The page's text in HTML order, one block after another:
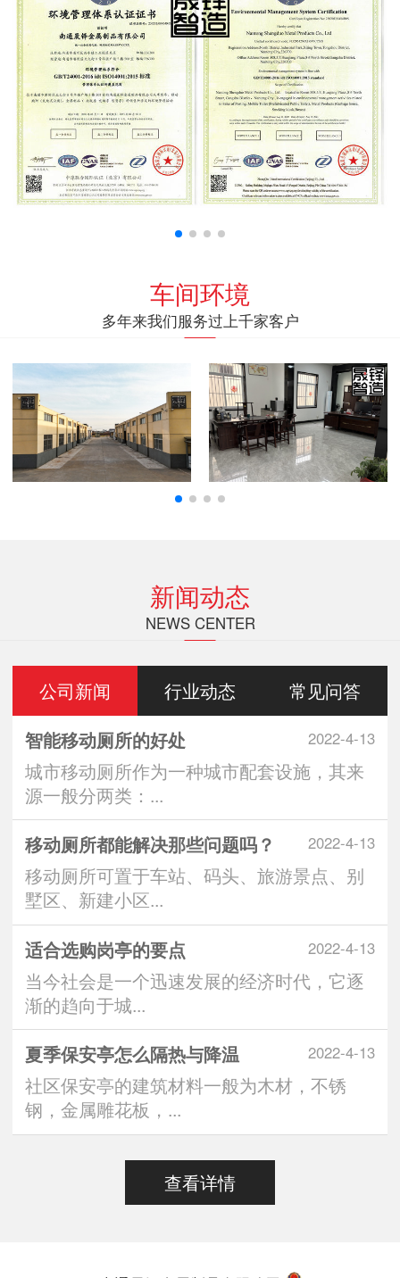
车间环境
多年来我们服务过上千家客户
新闻动态
NEWS CENTER
公司新闻 行业动态 常见问答
2022-4-13
智能移动厕所的好处
城市移动厕所作为一种城市配套设施，其来
源一般分两类：...
2022-4-13
移动厕所都能解决那些问题吗？
移动厕所可置于车站、码头、旅游景点、别
墅区、新建小区...
2022-4-13
适合选购岗亭的要点
当今社会是一个迅速发展的经济时代，它逐
渐的趋向于城...
2022-4-13
夏季保安亭怎么隔热与降温
社区保安亭的建筑材料一般为木材，不锈
钢，金属雕花板，...
查看详情